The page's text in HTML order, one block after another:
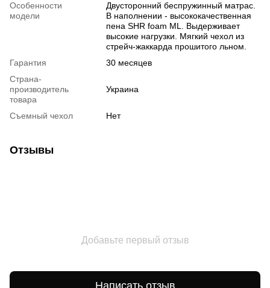
Особенности
модели
Двусторонний беспружинный матрас.
В наполнении - высококачественная
пена SHR foam ML. Выдерживает
высокие нагрузки. Мягкий чехол из
стрейч-жаккарда прошитого льном.
Гарантия
30 месяцев
Страна-
производитель
товара
Украина
Съемный чехол Нет
Отзывы
Добавьте первый отзыв
Написать отзыв